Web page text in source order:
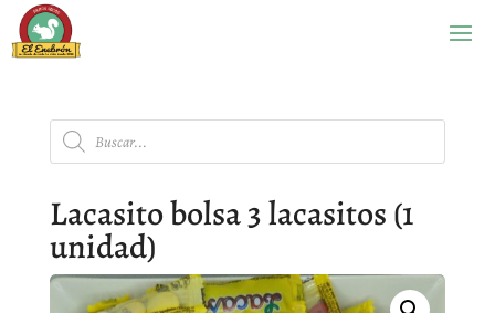
Búsqueda
de
productos
Lacasito bolsa 3 lacasitos (1
unidad)